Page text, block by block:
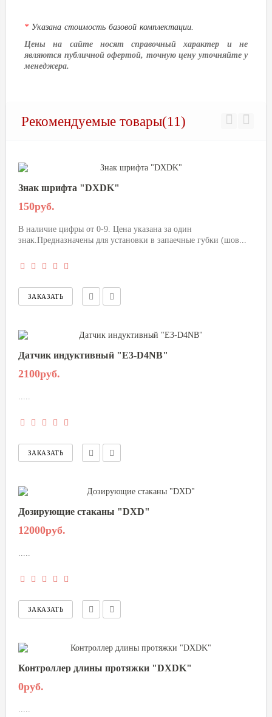
* Указана стоимость базовой комплектации.
Цены на сайте носят справочный характер и не
являются публичной офертой, точную цену уточняйте у
менеджера.
Рекомендуемые товары(11)
Знак шрифта "DXDK"
150руб.
В наличие цифры от 0-9. Цена указана за один
знак.Предназначены для установки в запаечные губки (шов...
Датчик индуктивный "Е3-D4NB"
2100руб.
Дозирующие стаканы "DXD"
12000руб.
Контроллер длины протяжки "DXDK"
0руб.